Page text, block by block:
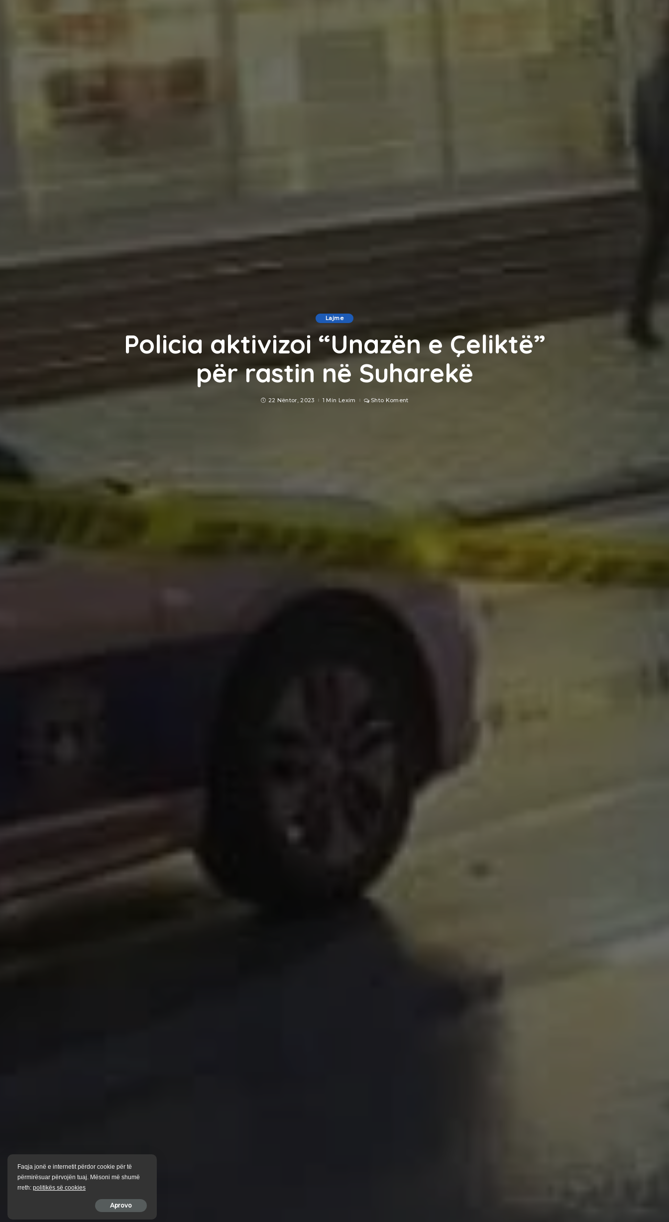
Lajme
Policia aktivizoi “Unazën e Çeliktë”
për rastin në Suharekë
22 Nëntor, 2023 1 Min Lexim Shto Koment
Faqja jonë e internetit përdor cookie për të
përmirësuar përvojën tuaj. Mësoni më shumë
rreth: politikës së cookies
Aprovo